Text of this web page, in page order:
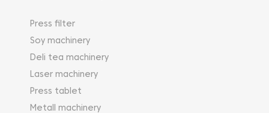
Press filter
Soy machinery
Deli tea machinery
Laser machinery
Press tablet
Metall machinery